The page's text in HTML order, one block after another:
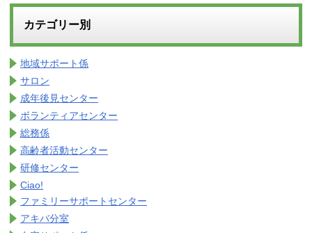
カテゴリー別
地域サポート係
サロン
成年後見センター
ボランティアセンター
総務係
高齢者活動センター
研修センター
Ciao!
ファミリーサポートセンター
アキバ分室